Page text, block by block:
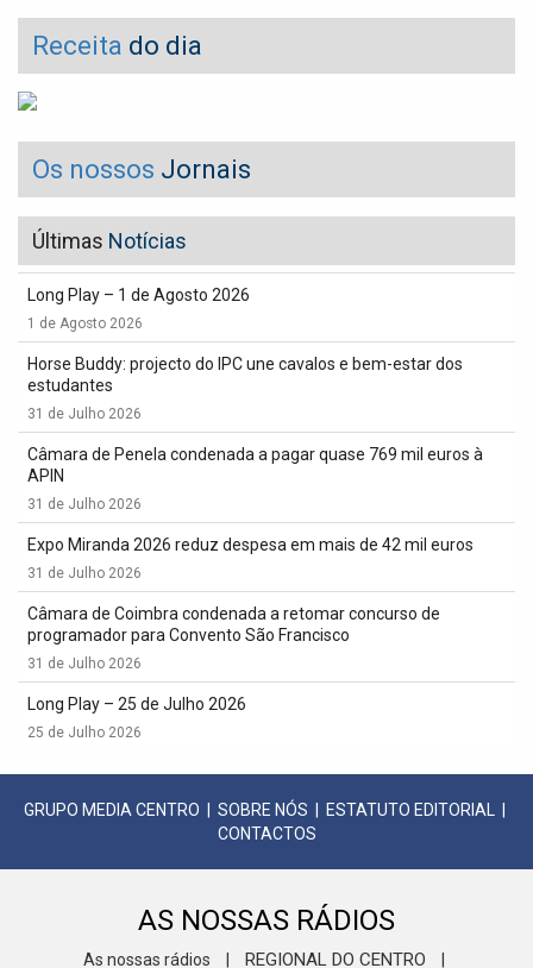
Receita do dia
Os nossos Jornais
Últimas Notícias
Long Play – 1 de Agosto 2026
1 de Agosto 2026
Horse Buddy: projecto do IPC une cavalos e bem-estar dos
estudantes
31 de Julho 2026
Câmara de Penela condenada a pagar quase 769 mil euros à
APIN
31 de Julho 2026
Expo Miranda 2026 reduz despesa em mais de 42 mil euros
31 de Julho 2026
Câmara de Coimbra condenada a retomar concurso de
programador para Convento São Francisco
31 de Julho 2026
Long Play – 25 de Julho 2026
25 de Julho 2026
GRUPO MEDIA CENTRO | SOBRE NÓS | ESTATUTO EDITORIAL
|
CONTACTOS
AS NOSSAS RÁDIOS
As nossas rádios | REGIONAL DO CENTRO |